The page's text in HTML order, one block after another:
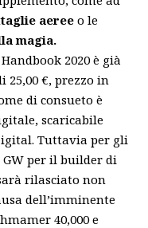
aereeo le
magia.
2020 è già
25,00 €, prezzo in
di consueto è
scaricabile
Tuttavia per gli
per il builder di
rilasciato non
dell’imminente
40,000 e